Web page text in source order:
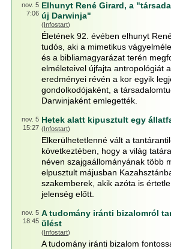
nov. 5
7:06
Elhunyt René Girard, a
új Darwinja"
(Infostart)
Életének 92. évében elhunyt
tudós, aki a mimetikus
és a bibliamagyarázat terén
elméleteivel újfajta antropológiát
eredményei révén a kor egyik
gondolkodójaként, a
Darwinjaként emlegették.
nov. 5
15:27
Hetek alatt kipusztult egy
(Infostart)
Elkerülhetetlenné vált a
következtében, hogy a világ
néven szajgaállományának több
elpusztult májusban
szakemberek, akik azóta is
jelenség előtt.
nov. 5
18:45
A tudomány iránti bizalomról
ülést
(Infostart)
A tudomány iránti bizalom